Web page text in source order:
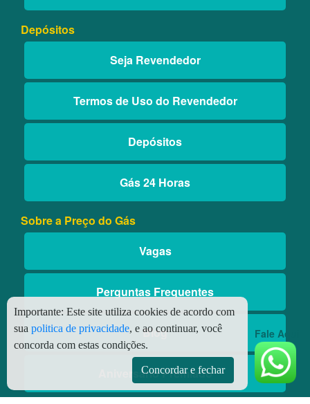
Fale Aqui
Depósitos
Seja Revendedor
Termos de Uso do Revendedor
Depósitos
Gás 24 Horas
Sobre a Preço do Gás
Vagas
Perguntas Frequentes
Blog
Aniversário Premiado
Importante: Este site utiliza cookies de acordo com
sua politica de privacidade, e ao continuar, você
concorda com estas condições.
Concordar e fechar